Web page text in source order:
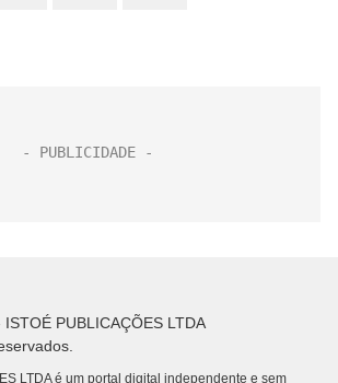
PUBLICAÇÕES LTDA
LTDA é um portal digital independente e sem